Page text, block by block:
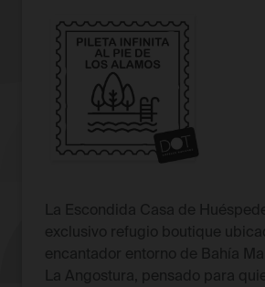
La Escondida Casa de
exclusivo refugio boutique
encantador entorno de Bahía
La Angostura, pensado para